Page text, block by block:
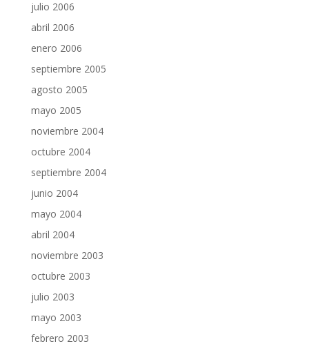
julio 2006
abril 2006
enero 2006
septiembre 2005
agosto 2005
mayo 2005
noviembre 2004
octubre 2004
septiembre 2004
junio 2004
mayo 2004
abril 2004
noviembre 2003
octubre 2003
julio 2003
mayo 2003
febrero 2003